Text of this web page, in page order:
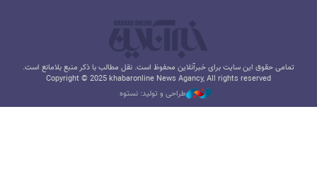
تمامی حقوق این سایت برای خبرآنلاین محفوظ است. نقل مطالب با ذکر منبع بلامانع است.
Copyright © 2025 khabaronline News Agancy, All rights reserved
طراحی و تولید: نستوه